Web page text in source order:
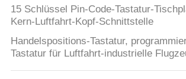
15 Schlüssel Pin-Code-Tastatur-
Kern-Luftfahrt-Kopf-Schnittstelle
Handelspositions-Tastatur,
Tastatur für Luftfahrt-industrielle